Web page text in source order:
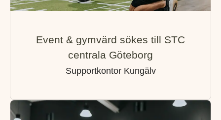
Event & gymvärd sökes till STC
centrala Göteborg
Supportkontor Kungälv